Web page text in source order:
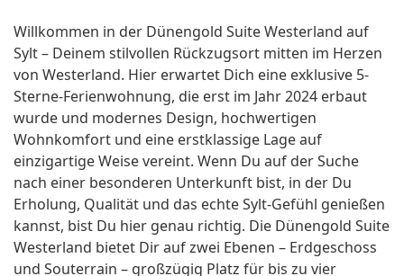
Willkommen in der Dünengold Suite Westerland auf
Sylt – Deinem stilvollen Rückzugsort mitten im Herzen
von Westerland. Hier erwartet Dich eine exklusive 5-
Sterne-Ferienwohnung, die erst im Jahr 2024 erbaut
wurde und modernes Design, hochwertigen
Wohnkomfort und eine erstklassige Lage auf
einzigartige Weise vereint. Wenn Du auf der Suche
nach einer besonderen Unterkunft bist, in der Du
Erholung, Qualität und das echte Sylt-Gefühl genießen
kannst, bist Du hier genau richtig. Die Dünengold Suite
Westerland bietet Dir auf zwei Ebenen – Erdgeschoss
und Souterrain – großzügig Platz für bis zu vier